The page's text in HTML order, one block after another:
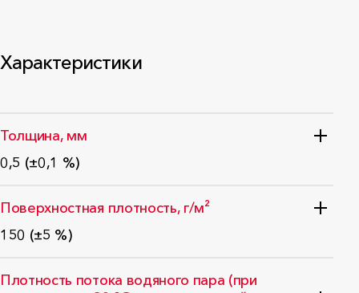
Характеристики
Толщина, мм
0,5 (±0,1 %)
Поверхностная плотность, г/м²
150 (±5 %)
Плотность потока водяного пара (при